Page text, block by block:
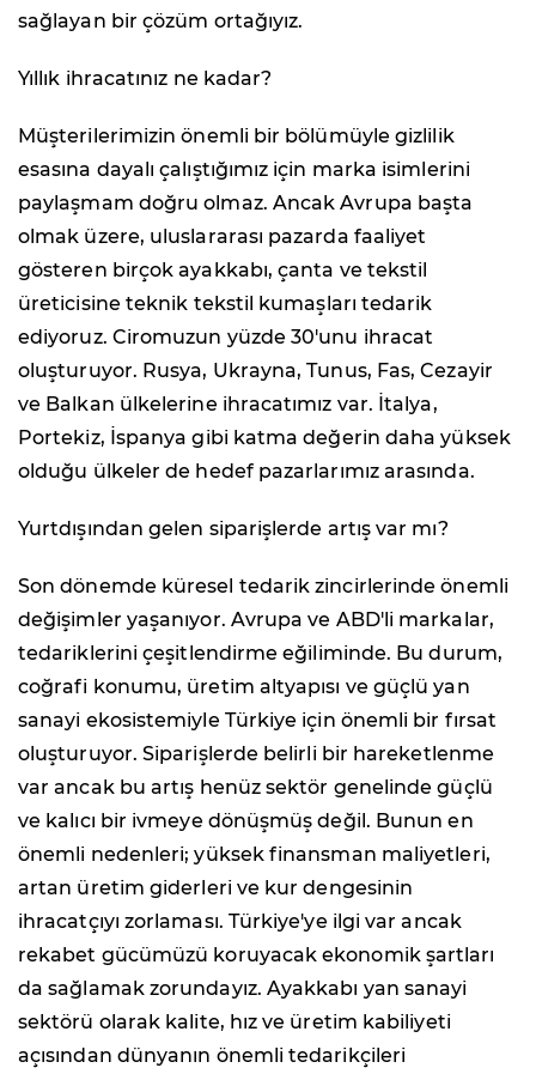
sağlayan bir çözüm ortağıyız.
Yıllık ihracatınız ne kadar?
Müşterilerimizin önemli bir bölümüyle gizlilik
esasına dayalı çalıştığımız için marka isimlerini
paylaşmam doğru olmaz. Ancak Avrupa başta
olmak üzere, uluslararası pazarda faaliyet
gösteren birçok ayakkabı, çanta ve tekstil
üreticisine teknik tekstil kumaşları tedarik
ediyoruz. Ciromuzun yüzde 30'unu ihracat
oluşturuyor. Rusya, Ukrayna, Tunus, Fas, Cezayir
ve Balkan ülkelerine ihracatımız var. İtalya,
Portekiz, İspanya gibi katma değerin daha yüksek
olduğu ülkeler de hedef pazarlarımız arasında.
Yurtdışından gelen siparişlerde artış var mı?
Son dönemde küresel tedarik zincirlerinde önemli
değişimler yaşanıyor. Avrupa ve ABD'li markalar,
tedariklerini çeşitlendirme eğiliminde. Bu durum,
coğrafi konumu, üretim altyapısı ve güçlü yan
sanayi ekosistemiyle Türkiye için önemli bir fırsat
oluşturuyor. Siparişlerde belirli bir hareketlenme
var ancak bu artış henüz sektör genelinde güçlü
ve kalıcı bir ivmeye dönüşmüş değil. Bunun en
önemli nedenleri; yüksek finansman maliyetleri,
artan üretim giderleri ve kur dengesinin
ihracatçıyı zorlaması. Türkiye'ye ilgi var ancak
rekabet gücümüzü koruyacak ekonomik şartları
da sağlamak zorundayız. Ayakkabı yan sanayi
sektörü olarak kalite, hız ve üretim kabiliyeti
açısından dünyanın önemli tedarikçileri